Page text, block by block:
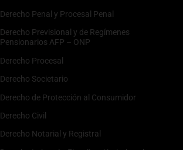
Derecho Penal y Procesal Penal
Derecho Previsional y de Regímenes
Pensionarios AFP – ONP
Derecho Procesal
Derecho Societario
Derecho de Protección al Consumidor
Derecho Civil
Derecho Notarial y Registral